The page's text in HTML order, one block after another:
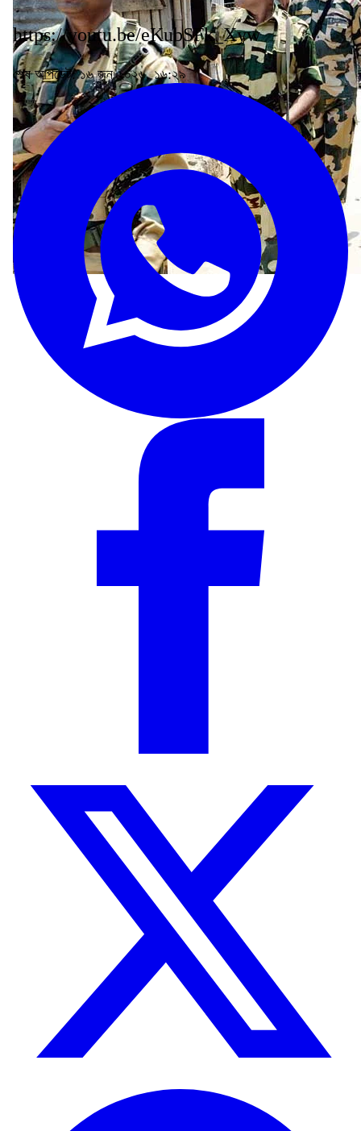
https://youtu.be/eKubSFk_Xyw
শেষ আপডেট: ১৬ জুন ২০২৬, ১৬:২৯